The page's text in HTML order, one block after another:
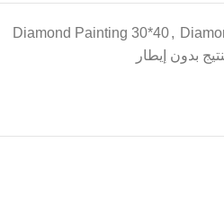
Diamond Painting 30*40,
بدون إيطار